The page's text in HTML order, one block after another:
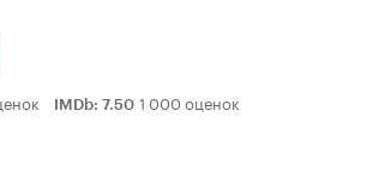
IMDb: 7.50 1 000 оценок